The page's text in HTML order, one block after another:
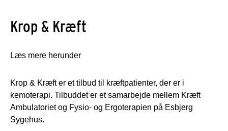
Krop & Kræft
Læs mere herunder
Krop & Kræft er et tilbud til kræftpatienter, der er i
kemoterapi. Tilbuddet er et samarbejde mellem Kræft
Ambulatoriet og Fysio- og Ergoterapien på Esbjerg
Sygehus.